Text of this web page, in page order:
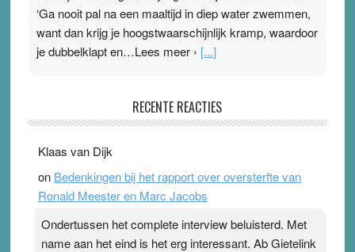
‘Ga nooit pal na een maaltijd in diep water zwemmen,
want dan krijg je hoogstwaarschijnlijk kramp, waardoor
je dubbelklapt en…Lees meer › [...]
Ward van Beek
topsporters. Ze hopen ermee hun hartslag te verlagen
terwijl ze meer zuurstof opnemen. Daarop heeft zo’n
pleister geen effect. Maar het gevoel ‘makkelijker te
Pleisterplakkers in de topspsort ›[...]
RECENTE REACTIES
Klaas van Dijk
on Bedenkingen bij het rapport over oversterfte van
Ronald Meester en Marc Jacobs
Ondertussen het complete interview beluisterd. Met
name aan het eind is het erg interessant. Ab Gietelink